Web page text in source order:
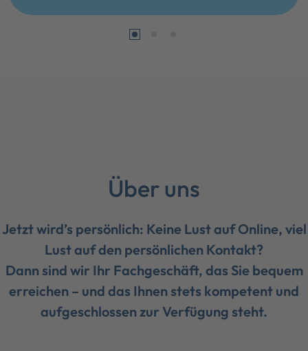
Über uns
Jetzt wird’s persönlich: Keine Lust auf Online, viel
Lust auf den persönlichen Kontakt?
Dann sind wir Ihr Fachgeschäft, das Sie bequem
erreichen – und das Ihnen stets kompetent und
aufgeschlossen zur Verfügung steht.